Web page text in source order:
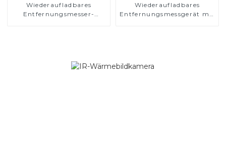
Wiederaufladbares
Entfernungsmesser-
Wiederaufladbares
Entfernungsmessgerät mit